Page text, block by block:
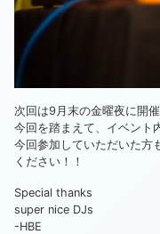
次回は9月末の金曜夜に開
今回を踏まえて、イベント
今回参加していただいた方
ください！！
Special thanks
super nice DJs
-HBE